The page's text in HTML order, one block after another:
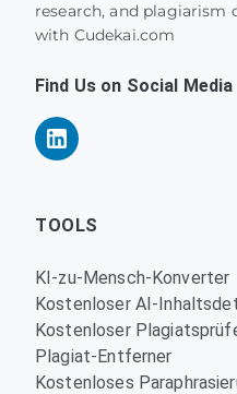
research, and plagiarism
with Cudekai.com
Find Us on Social Media
TOOLS
KI-zu-Mensch-Konverter
Kostenloser AI-
Kostenloser
Plagiat-Entferner
Kostenloses